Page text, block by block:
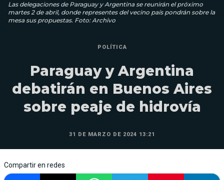
Las delegaciones de Paraguay y Argentina se reunirán el próximo
martes 2 de abril, donde representes del vecino país pondrán sobre la
mesa sus propuestas. Foto: Archivo
POLÍTICA
Paraguay y Argentina
debatirán en Buenos Aires
sobre peaje de hidrovía
31 DE MARZO DE 2024 13:21
Compartir en redes